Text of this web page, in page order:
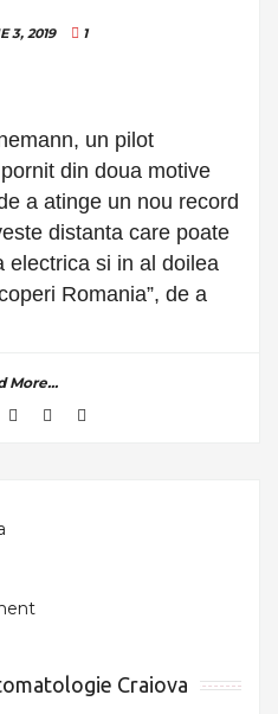
3, 2019 1
un pilot
din doua motive
a atinge un nou record
distanta care poate
electrica si in al doilea
Romania”, de a
More...
Craiova